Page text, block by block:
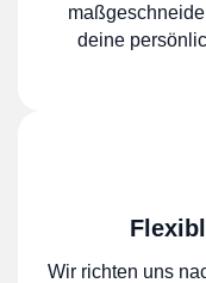
deine
Wir richten uns